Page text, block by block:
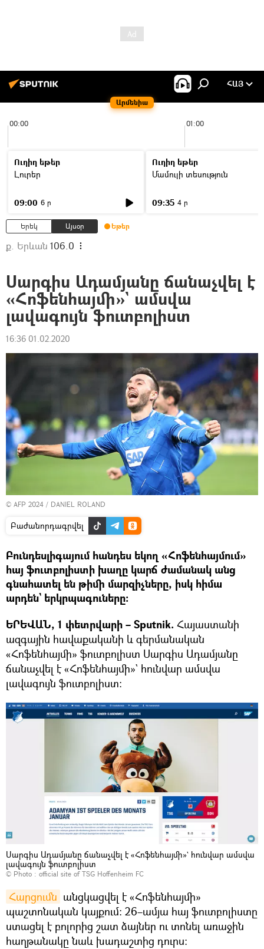
Արմենիա
ՀԱՅ
00:00 01:00
Ուղիղ եթեր
Լուրեր
09:00 6 ր
Ուղիղ եթեր
Մամուլի տեսություն
09:35 4 ր
Երեկ Այսօր Եթեր
ք. Երևան 106.0
Սարգիս Ադամյանը ճանաչվել է
«Հոֆենհայմի»` ամսվա
լավագույն ֆուտբոլիստ
16:36 01.02.2020
© AFP 2024 / DANIEL ROLAND
Բաժանորդագրվել
Բունդեսլիգայում հանդես եկող «Հոֆենհայմում»
հայ ֆուտբոլիստի խաղը կարճ ժամանակ անց
գնահատել են թիմի մարզիչները, իսկ հիմա
արդեն` երկրպագուները:
ԵՐԵՎԱՆ, 1 փետրվարի – Sputnik. Հայաստանի
ազգային հավաքականի և գերմանական
«Հոֆենհայմի» ֆուտբոլիստ Սարգիս Ադամյանը
ճանաչվել է «Հոֆենհայմի»` հունվար ամսվա
լավագույն ֆուտբոլիստ։
Սարգիս Ադամյանը ճանաչվել է «Հոֆենհայմի»` հունվար ամսվա
լավագույն ֆուտբոլիստ
© Photo : official site of TSG Hoffenheim FC
Հարցումն անցկացվել է «Հոֆենհայմի»
պաշտոնական կայքում: 26–ամյա հայ ֆուտբոլիստը
ստացել է բոլորից շատ ձայներ ու տոնել առաջին
հաղթանակը նաև խադաշտից դուրս: